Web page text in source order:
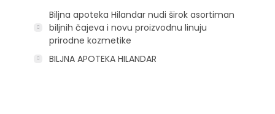
Biljna apoteka Hilandar nudi širok asortiman
biljnih čajeva i novu proizvodnu linuju
prirodne kozmetike
BILJNA APOTEKA HILANDAR